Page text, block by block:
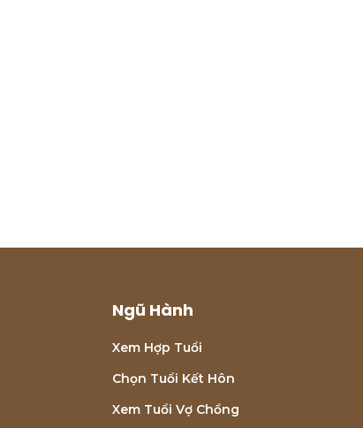
Ngũ Hành
Xem Hợp Tuổi
Chọn Tuổi Kết Hôn
Xem Tuổi Vợ Chồng